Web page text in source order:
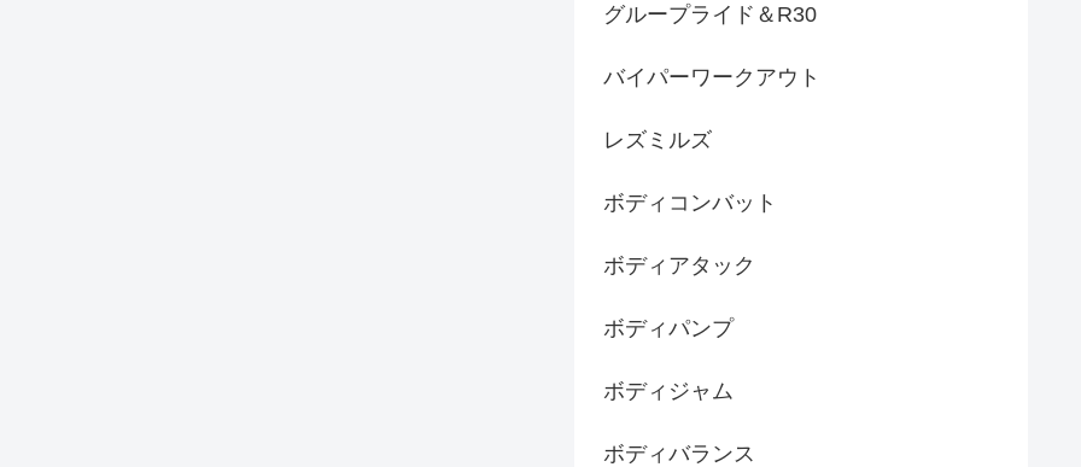
グループライド＆R30
バイパーワークアウト
レズミルズ
ボディコンバット
ボディアタック
ボディパンプ
ボディジャム
ボディバランス